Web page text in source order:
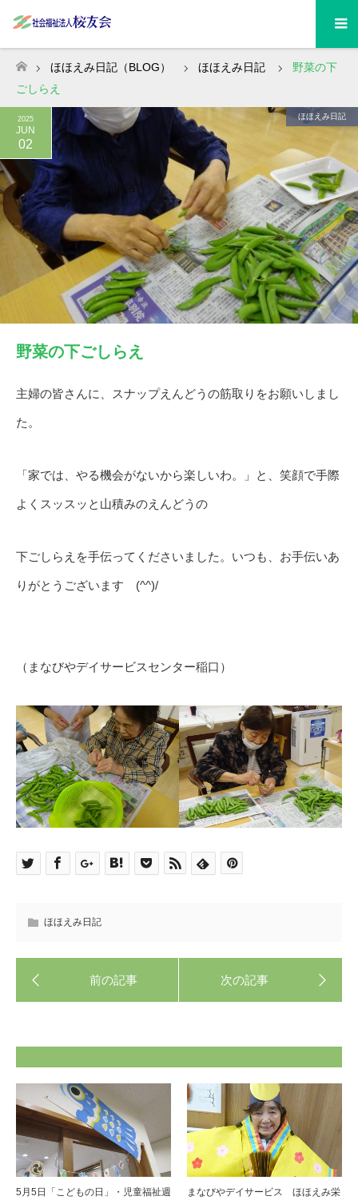
ホーム
ほほえみ日記（BLOG） ほほえみ日記
野菜の下
ごしらえ
2025
JUN
02
ほほえみ日記
野菜の下ごしらえ
主婦の皆さんに、スナップえんどうの筋取りをお願いしまし
た。
「家では、やる機会がないから楽しいわ。」と、笑顔で手際
よくスッスッと山積みのえんどうの
下ごしらえを手伝ってくださいました。いつも、お手伝いあ
りがとうございます (^^)/
（まなびやデイサービスセンター稲口）
ほほえみ日記
5月5日「こどもの日」・児童福祉週
まなびやデイサービス ほほえみ栄